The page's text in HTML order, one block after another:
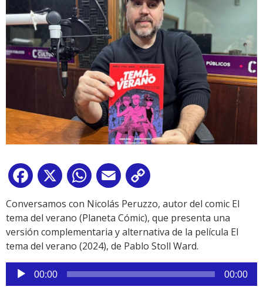
Facebook
X WhatsApp
Email
Link
Conversamos con Nicolás Peruzzo, autor del comic El
tema del verano (Planeta Cómic), que presenta una
versión complementaria y alternativa de la película El
tema del verano (2024), de Pablo Stoll Ward.
Reproductor
de
00:00 00:00